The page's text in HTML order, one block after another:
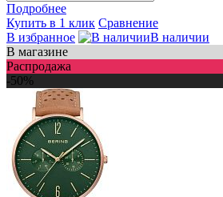
Подробнее
Купить в 1 клик Сравнение
В избранное
В наличии
В магазине
Распродажа
-50%